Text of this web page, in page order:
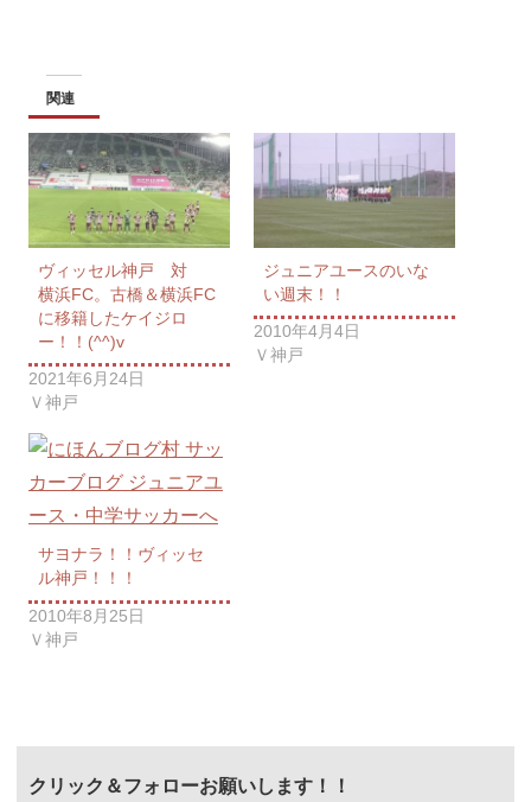
関連
ヴィッセル神戸 対
横浜FC。古橋＆横浜FC
に移籍したケイジロ
ー！！(^^)v
2021年6月24日
Ｖ神戸
ジュニアユースのいな
い週末！！
2010年4月4日
Ｖ神戸
サヨナラ！！ヴィッセ
ル神戸！！！
2010年8月25日
Ｖ神戸
クリック＆フォローお願いします！！